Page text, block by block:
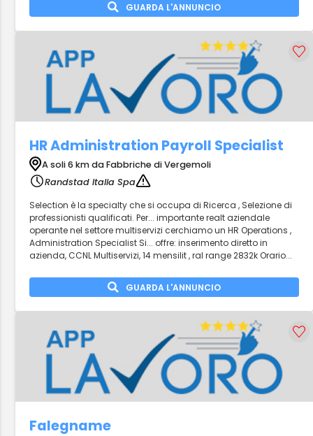
GUARDA L'ANNUNCIO
HR Administration Payroll Specialist
A soli 6 km da Fabbriche di Vergemoli
Randstad Italia Spa
Selection è la specialty che si occupa di Ricerca , Selezione di
professionisti qualificati. Per... importante realt aziendale
operante nel settore multiservizi cerchiamo un HR Operations ,
Administration Specialist Si... offre: inserimento diretto in
azienda, CCNL Multiservizi, 14 mensilit , ral range 2832k Orario...
GUARDA L'ANNUNCIO
Falegname